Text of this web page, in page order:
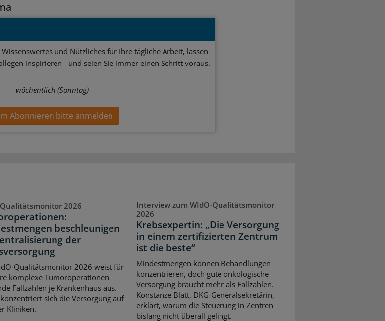
und Nützliches für Ihre tägliche Arbeit, lassen
inspirieren - und seien Sie immer einen Schritt voraus.
wöchentlich (Sonntag)
Abonnieren bitte anmelden
2026
beschleunigen
der
Qualitätsmonitor 2026 weist für
komplexe Tumoroperationen
Fallzahlen je Krankenhaus aus.
sich die Versorgung auf
Kliniken.
Interview zum WIdO-Qualitätsmonitor
2026
Krebsexpertin: „Die Versorgung
in einem zertifizierten Zentrum
ist die beste“
Mindestmengen können Behandlungen
konzentrieren, doch gute onkologische
Versorgung braucht mehr als Fallzahlen.
Konstanze Blatt, DKG-Generalsekretärin,
erklärt, warum die Steuerung in Zentren
bislang nicht überall gelingt.